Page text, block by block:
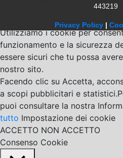
443219
Privacy Policy |
Utilizziamo i cookie per
funzionamento e la sicurezza
essere sicuri che tu possa
nostro sito.
Facendo clic su Accetta,
a scopi pubblicitari e
puoi consultare la nostra
tutto Impostazione dei cookie
ACCETTO NON ACCETTO
Consenso Cookie